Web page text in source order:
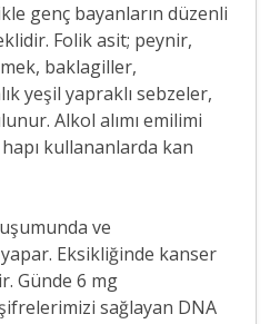
genç bayanların düzenli
Folik asit; peynir,
baklagiller,
yeşil yapraklı sebzeler,
Alkol alımı emilimi
kullananlarda kan
ve
Eksikliğinde kanser
Günde 6 mg
sağlayan DNA